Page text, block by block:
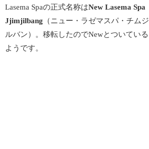
Lasema Spaの正式名称はNew Lasema Spa
Jjimjilbang （ニュー・ラゼマスパ・チムジ
ルバン）。移転したのでNewとついている
ようです。